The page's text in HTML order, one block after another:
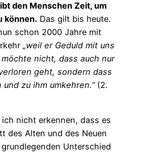
den Menschen Zeit, um
können. Das gilt bis heute.
schon 2000 Jahre mit
„weil er Geduld mit uns
nicht, dass auch nur
geht, sondern dass
und zu ihm umkehren.“(2.
ich nicht erkennen, dass es
des Alten und des Neuen
Unterschied